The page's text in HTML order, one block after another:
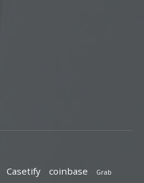
Casetify coinbase Grab